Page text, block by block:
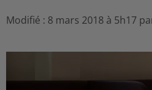
Modifié : 8 mars 2018 à 5h17